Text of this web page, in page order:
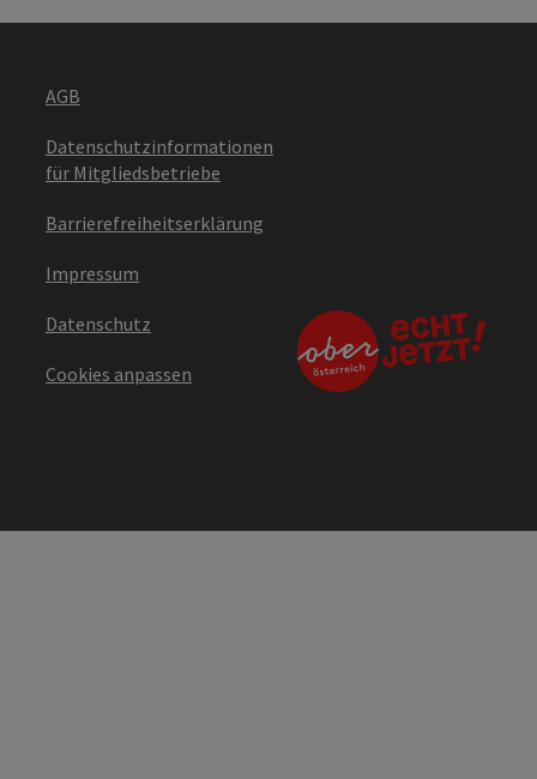
AGB
Datenschutzinformationen
für Mitgliedsbetriebe
Barrierefreiheitserklärung
Impressum
Datenschutz
Cookies anpassen